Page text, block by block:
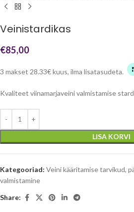
Veinistardikas
€85,00
3 makset 28.33€ kuus, ilma lisatasudeta.
Kvaliteet viinamarjaveini valmistamise
LISA KORVI
Kategooriad: Veini kääritamise tarvikud,
valmistamine
Share: